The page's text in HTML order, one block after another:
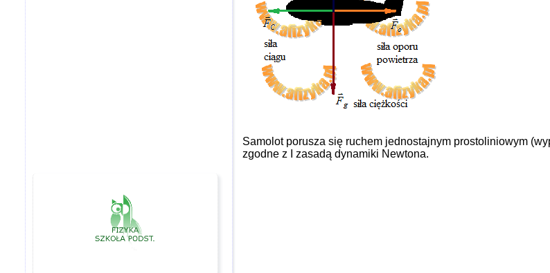
Samolot porusza się ruchem jednostajnym prostoliniowym
zgodne z I zasadą dynamiki Newtona.